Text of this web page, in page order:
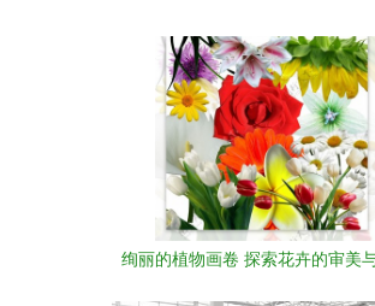
绚丽的植物画卷 探索花卉的审美